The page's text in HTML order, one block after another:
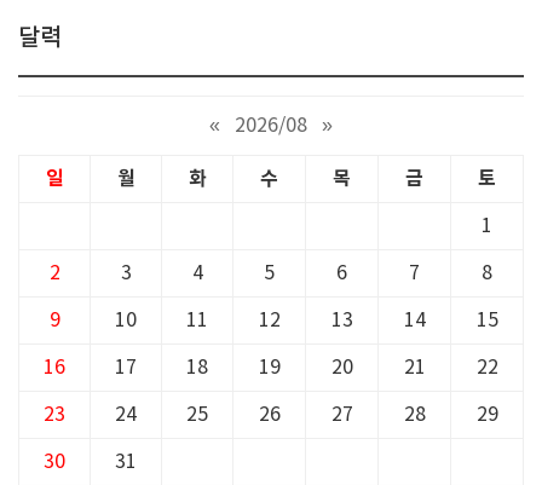
달력
« 2026/08 »
일 월 화 수 목 금 토
1
2 3 4 5 6 7 8
9 10 11 12 13 14 15
16 17 18 19 20 21 22
23 24 25 26 27 28 29
30 31